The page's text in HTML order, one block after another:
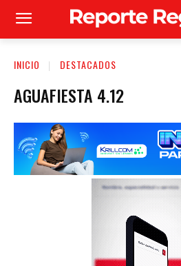
INICIO DESTACADOS
AGUAFIESTA 4.12